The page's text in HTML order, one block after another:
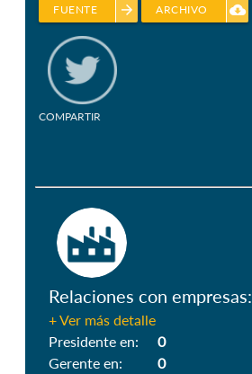
arrow_forward
FUENTE cloud_download
ARCHIVO
COMPARTIR
Relaciones con empresas:
+ Ver más detalle
Presidente en:
Gerente en:
0
0